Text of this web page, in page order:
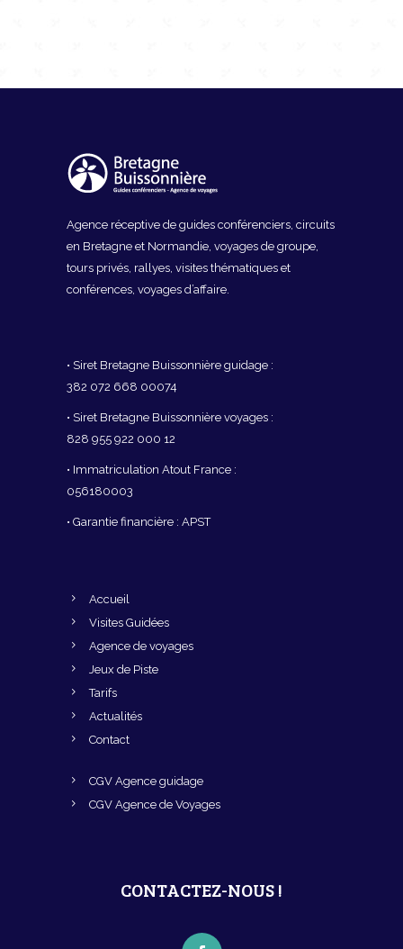
Agence réceptive de guides conférenciers, circuits
en Bretagne et Normandie, voyages de groupe,
tours privés, rallyes, visites thématiques et
conférences, voyages d’affaire.
• Siret Bretagne Buissonnière guidage :
382 072 668 00074
• Siret Bretagne Buissonnière voyages :
828 955 922 000 12
• Immatriculation Atout France :
056180003
• Garantie financière : APST
Accueil
Visites Guidées
Agence de voyages
Jeux de Piste
Tarifs
Actualités
Contact
CGV Agence guidage
CGV Agence de Voyages
CONTACTEZ-NOUS !